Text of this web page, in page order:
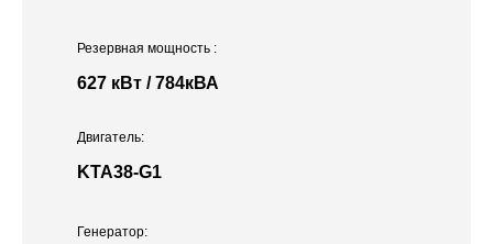
Двигатель:
KTA38-G1
Резервная мощность :
627 кВт / 784кВА
Генератор: